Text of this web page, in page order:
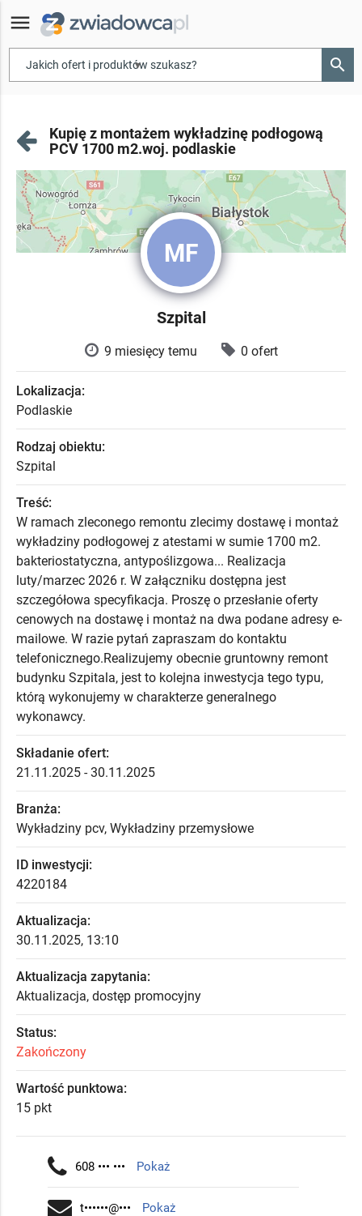
menu
▾ search
Kupię z montażem wykładzinę podłogową
PCV 1700 m2.woj. podlaskie
MF
Szpital
9 miesięcy temu 0 ofert
Lokalizacja:
Podlaskie
Rodzaj obiektu:
Szpital
Treść:
W ramach zleconego remontu zlecimy dostawę i montaż
wykładziny podłogowej z atestami w sumie 1700 m2.
bakteriostatyczna, antypoślizgowa... Realizacja
luty/marzec 2026 r. W załączniku dostępna jest
szczegółowa specyfikacja. Proszę o przesłanie oferty
cenowych na dostawę i montaż na dwa podane adresy e-
mailowe. W razie pytań zapraszam do kontaktu
telefonicznego.Realizujemy obecnie gruntowny remont
budynku Szpitala, jest to kolejna inwestycja tego typu,
którą wykonujemy w charakterze generalnego
wykonawcy.
Składanie ofert:
21.11.2025 - 30.11.2025
Branża:
Wykładziny pcv, Wykładziny przemysłowe
ID inwestycji:
4220184
Aktualizacja:
30.11.2025, 13:10
Aktualizacja zapytania:
Aktualizacja, dostęp promocyjny
Status:
Zakończony
Wartość punktowa:
15 pkt
608 ••• ••• Pokaż
t••••••@••• Pokaż